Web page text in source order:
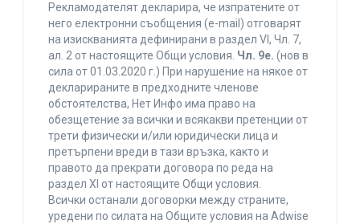
Рекламодателят декларира, че изпратените от
него електронни съобщения (e-mail) отговарят
на изискванията дефинирани в раздел VI, Чл. 7,
ал. 2 от настоящите Общи условия. Чл. 9е. (нов в
сила от 01.03.2020 г.) При нарушение на някое от
декларираните в предходните членове
обстоятелства, Нет Инфо има право на
обезщетение за всички и всякакви претенции от
трети физически и/или юридически лица и
претърпени вреди в тази връзка, както и
правото да прекрати договора по реда на
раздел XI от настоящите Общи условия.
Всички останали договорки между страните,
уредени по силата на Общите условия на Adwise